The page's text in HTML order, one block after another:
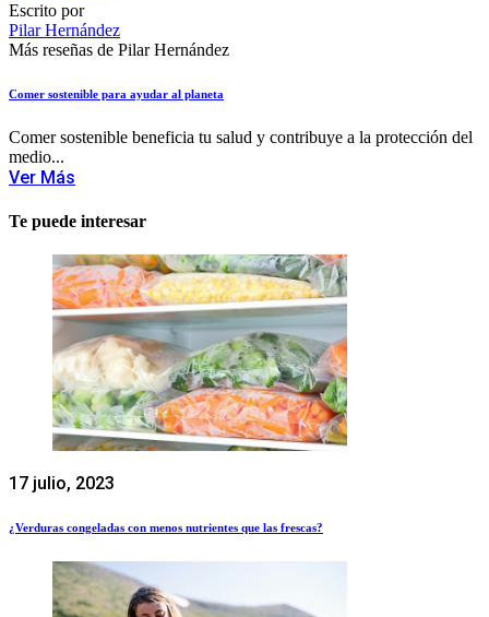
Escrito por
Pilar Hernández
Más reseñas de Pilar Hernández
Comer sostenible para ayudar al planeta
Comer sostenible beneficia tu salud y contribuye a la protección del
medio...
Ver Más
Te puede interesar
17 julio, 2023
¿Verduras congeladas con menos nutrientes que las frescas?